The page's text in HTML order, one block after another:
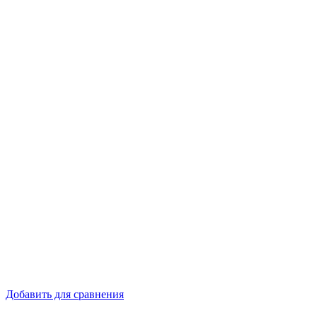
Добавить для сравнения